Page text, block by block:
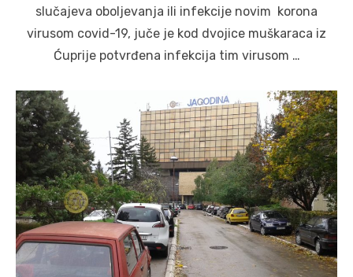
slučajeva oboljevanja ili infekcije novim korona
virusom covid-19, juče je kod dvojice muškaraca iz
Ćuprije potvrđena infekcija tim virusom …